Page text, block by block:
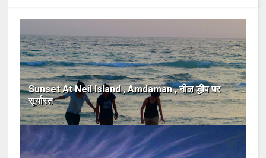
Sunset At Neil Island , Amdaman , नील द्धीप पर
सूर्यास्त